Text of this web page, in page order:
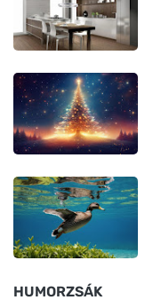
HUMORZSÁK